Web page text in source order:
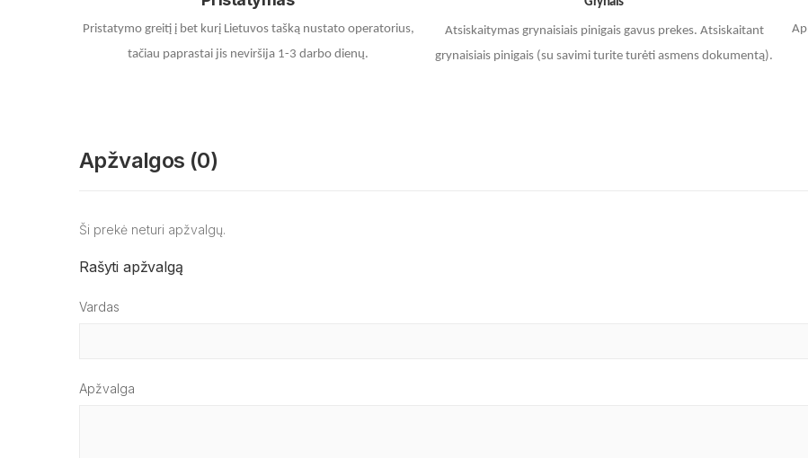
Pristatymo greitį į bet kurį Lietuvos tašką nustato operatorius,
tačiau paprastai jis neviršija 1-3 darbo dienų.
Atsiskaitymas grynaisiais pinigais gavus prekes. Atsiskaitant
grynaisiais pinigais (su savimi turite turėti asmens dokumentą).
Apžvalgos (0)
Ši prekė neturi apžvalgų.
Rašyti apžvalgą
Vardas
Apžvalga